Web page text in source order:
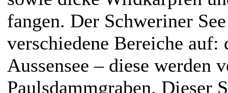
fangen. Der Schweriner
verschiedene Bereiche auf:
Aussensee – diese werden
Paulsdammgraben. Dieser